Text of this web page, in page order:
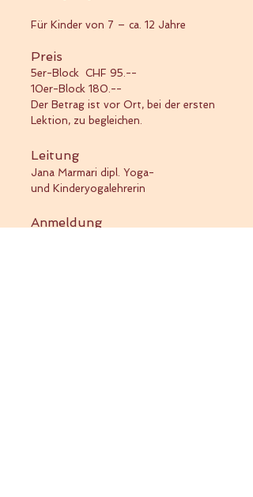
Für Kinder von 7 – ca. 12 Jahre
Preis
5er-Block CHF 95.--
10er-Block 180.--
Der Betrag ist vor Ort, bei der ersten
Lektion, zu begleichen.
Leitung
Jana Marmari dipl. Yoga-
und Kinderyogalehrerin
Anmeldung